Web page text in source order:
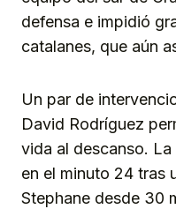
defensa e impidió
catalanes, que aún
Un par de
David Rodríguez
vida al descanso.
en el minuto 24 tras
Stephane desde 30